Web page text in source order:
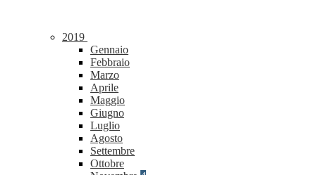
2019
Gennaio
Febbraio
Marzo
Aprile
Maggio
Giugno
Luglio
Agosto
Settembre
Ottobre